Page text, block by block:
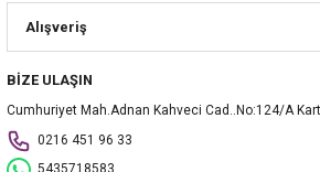
Alışveriş
BİZE ULAŞIN
Cumhuriyet Mah.Adnan Kahveci Cad..No:124/A
0216 451 96 33
5435718583